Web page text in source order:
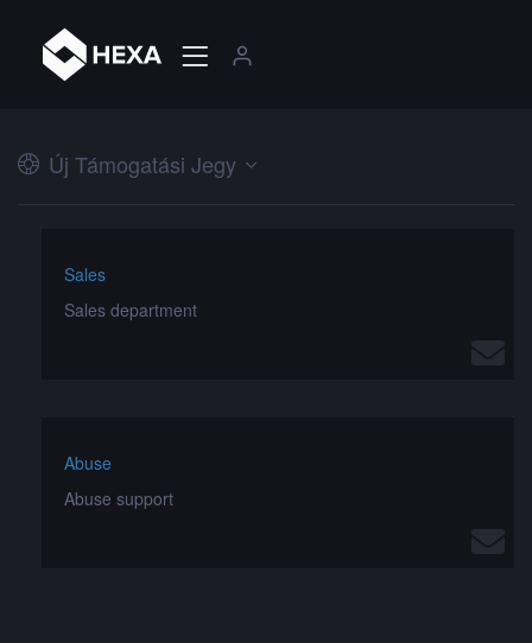
Új Támogatási Jegy
Sales
Sales department
Abuse
Abuse support